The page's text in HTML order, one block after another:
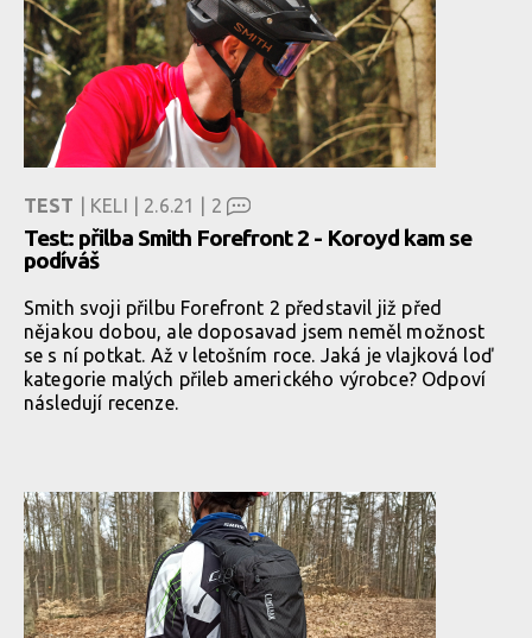
TEST | KELI | 2.6.21 | 2
Test: přilba Smith Forefront 2 - Koroyd kam se
podíváš
Smith svoji přilbu Forefront 2 představil již před
nějakou dobou, ale doposavad jsem neměl možnost
se s ní potkat. Až v letošním roce. Jaká je vlajková loď
kategorie malých přileb amerického výrobce? Odpoví
následují recenze.